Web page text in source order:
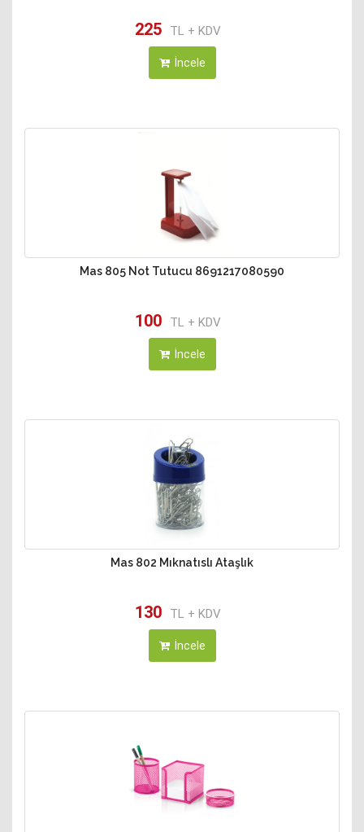
225 TL + KDV
İncele
Mas 805 Not Tutucu 8691217080590
100 TL + KDV
İncele
Mas 802 Mıknatıslı Ataşlık
130 TL + KDV
İncele